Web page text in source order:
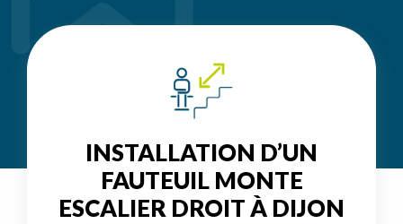
INSTALLATION D’UN
FAUTEUIL MONTE
ESCALIER DROIT À DIJON